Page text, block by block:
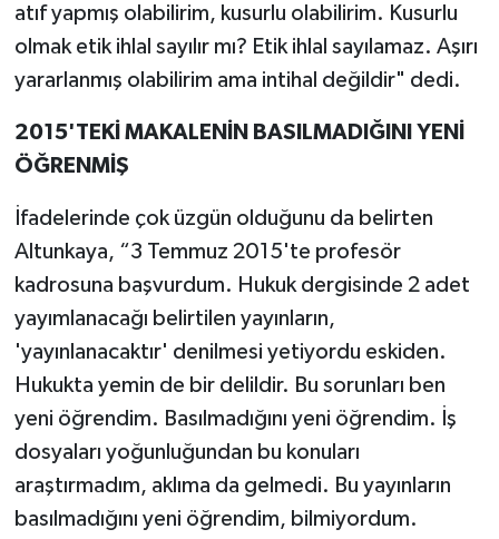
atıf yapmış olabilirim, kusurlu olabilirim. Kusurlu
olmak etik ihlal sayılır mı? Etik ihlal sayılamaz. Aşırı
yararlanmış olabilirim ama intihal değildir" dedi.
2015'TEKİ MAKALENİN BASILMADIĞINI YENİ
ÖĞRENMİŞ
İfadelerinde çok üzgün olduğunu da belirten
Altunkaya, “3 Temmuz 2015'te profesör
kadrosuna başvurdum. Hukuk dergisinde 2 adet
yayımlanacağı belirtilen yayınların,
'yayınlanacaktır' denilmesi yetiyordu eskiden.
Hukukta yemin de bir delildir. Bu sorunları ben
yeni öğrendim. Basılmadığını yeni öğrendim. İş
dosyaları yoğunluğundan bu konuları
araştırmadım, aklıma da gelmedi. Bu yayınların
basılmadığını yeni öğrendim, bilmiyordum.